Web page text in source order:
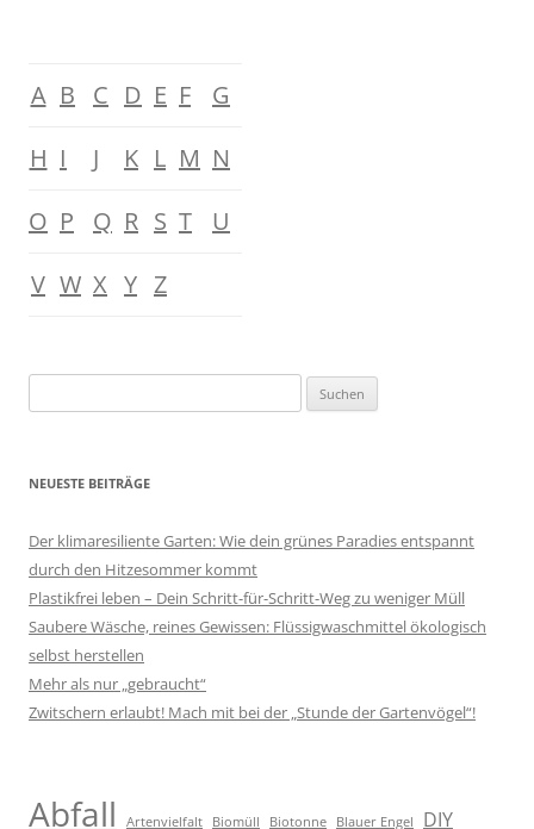
A B C D E F
G
H I J K L M N
O P Q R S T
U
V W X Y Z
nach:
NEUESTE BEITRÄGE
Der klimaresiliente Garten: Wie dein grünes Paradies entspannt
durch den Hitzesommer kommt
Plastikfrei leben – Dein Schritt-für-Schritt-Weg zu weniger Müll
Saubere Wäsche, reines Gewissen: Flüssigwaschmittel ökologisch
selbst herstellen
Mehr als nur „gebraucht“
Zwitschern erlaubt! Mach mit bei der „Stunde der Gartenvögel“!
Abfall Artenvielfalt Biomüll Biotonne Blauer Engel
DIY